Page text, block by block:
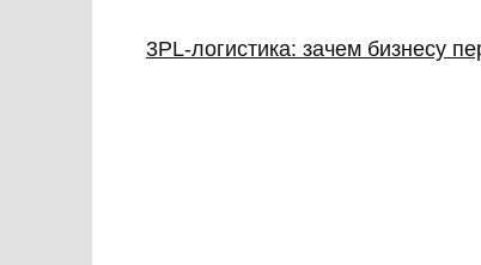
3PL‑логистика: зачем бизнесу